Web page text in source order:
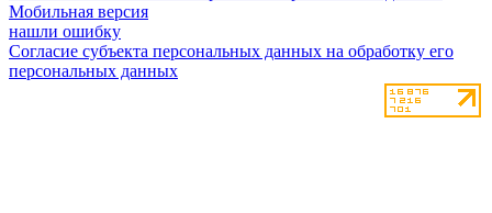
Мобильная версия
нашли ошибку
Согласие субъекта персональных данных на обработку его
персональных данных